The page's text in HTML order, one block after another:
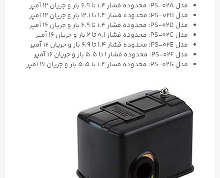
مدل PS-02A: محدوده فشار ۱.۴ تا ۶.۹ بار و جریان ۱۲ آمپر
مدل PS-02B: محدوده فشار ۱.۴ تا ۱۲.۱ بار و جریان ۱۲ آمپر
مدل PS-02D: محدوده فشار ۱.۴ تا ۶.۹ بار و جریان ۱۶ آمپر
مدل PS-02C: محدوده فشار ۰.۱ تا ۲ بار و جریان ۱۶ آمپر
مدل PS-02E: محدوده فشار ۱.۴ تا ۶.۹ بار و جریان ۱۲ آمپر
مدل PS-02F: محدوده فشار ۱ تا ۵.۵ بار و جریان ۱۶ آمپر
مدل PS-02G: محدوده فشار ۱.۴ تا ۵.۵ بار و جریان ۱۶ آمپر